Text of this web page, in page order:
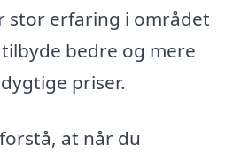
stor erfaring i området
bedre og mere
priser.
at når du